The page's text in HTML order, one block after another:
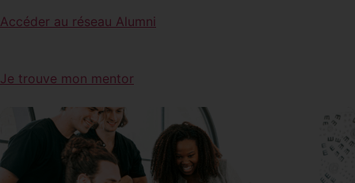
Accéder au réseau Alumni
Je trouve mon mentor